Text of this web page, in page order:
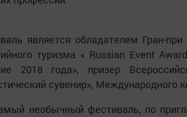
является обладателем Гран-
туризма « Russian Event
2018 года», призер
сувенир», Международного
необычный фестиваль, по